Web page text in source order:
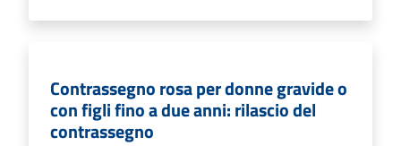
Contrassegno rosa per donne gravide o
con figli fino a due anni: rilascio del
contrassegno